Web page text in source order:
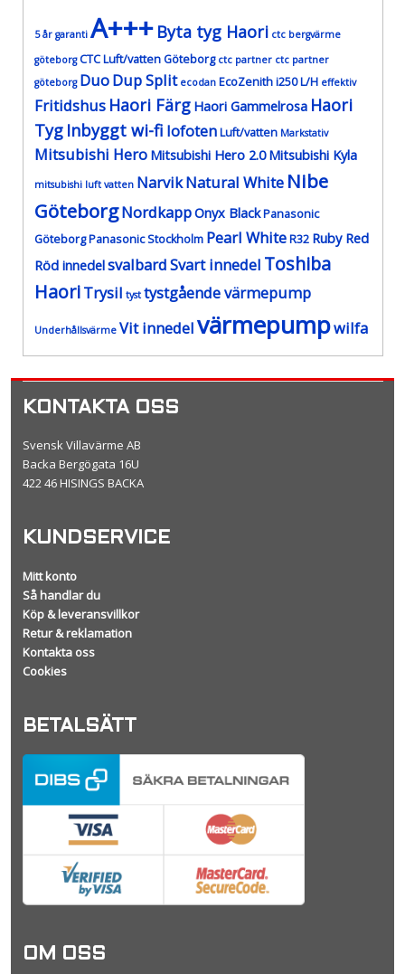
5 år garanti A+++ Byta tyg Haori ctc bergvärme
göteborg CTC Luft/vatten Göteborg ctc partner ctc partner
göteborg DuoDup Split ecodan EcoZenith i250 L/H effektiv
Fritidshus Haori Färg Haori Gammelrosa Haori
Tyg Inbyggt wi-fi lofotenLuft/vatten Markstativ
Mitsubishi Hero Mitsubishi Hero 2.0 Mitsubishi Kyla
mitsubishi luft vatten NarvikNatural White Nibe
GöteborgNordkappOnyx BlackPanasonic
GöteborgPanasonic Stockholm Pearl WhiteR32 Ruby Red
Röd innedelsvalbardSvart innedel Toshiba
HaoriTrysil tyst tystgående värmepump
Underhållsvärme Vit innedelvärmepumpwilfa
KONTAKTA OSS
Svensk Villavärme AB
Backa Bergögata 16U
422 46 HISINGS BACKA
KUNDSERVICE
Mitt konto
Så handlar du
Köp & leveransvillkor
Retur & reklamation
Kontakta oss
Cookies
BETALSÄTT
OM OSS